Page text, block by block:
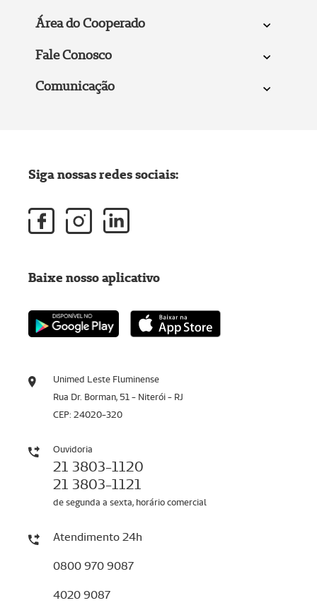
Área do Cooperado
Fale Conosco
Comunicação
Unimed Leste Fluminense
Rua Dr. Borman, 51 - Niterói - RJ
CEP: 24020-320
Ouvidoria
21 3803-1120
21 3803-1121
de segunda a sexta, horário comercial
Atendimento 24h
0800 970 9087
4020 9087
Siga nossas redes sociais:
Baixe nosso aplicativo